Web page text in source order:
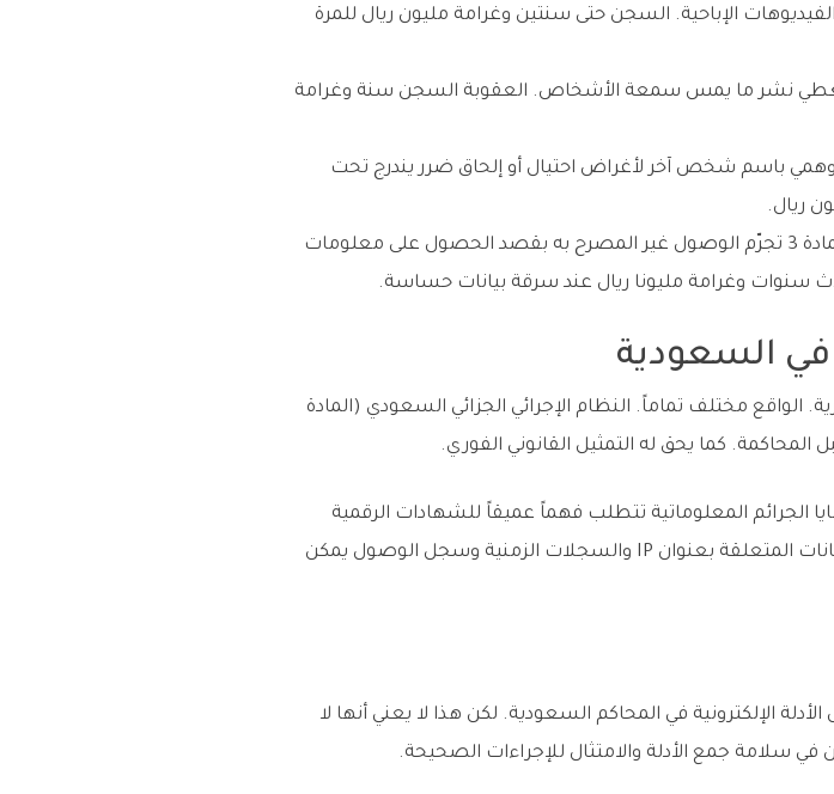
والفيديوهات الإباحية. السجن حتى سنتين وغرامة مليون ريال للمرة
6 أيضاً تغطي نشر ما يمس سمعة الأشخاص. العقوبة السجن سنة وغرامة
باسم شخص آخر لأغراض احتيال أو إلحاق ضرر يندرج تحت
المادة 3 تجرّم الوصول غير المصرح به بقصد الحصول على معلومات
سنوات وغرامة مليونا ريال عند سرقة بيانات حساسة.
في السعودية
الواقع مختلف تماماً. النظام الإجرائي الجزائي السعودي (المادة
المعلوماتية تتطلب فهماً عميقاً للشهادات الرقمية
والأدلة الإلكترونية. الإجراءات البحثية التقليدية قد لا تكفي. البيانات المتعلقة بعنوان IP والسجلات الزمنية وسجل الوصول يمكن
الأدلة الإلكترونية في المحاكم السعودية. لكن هذا لا يعني أنها لا
سلامة جمع الأدلة والامتثال للإجراءات الصحيحة.